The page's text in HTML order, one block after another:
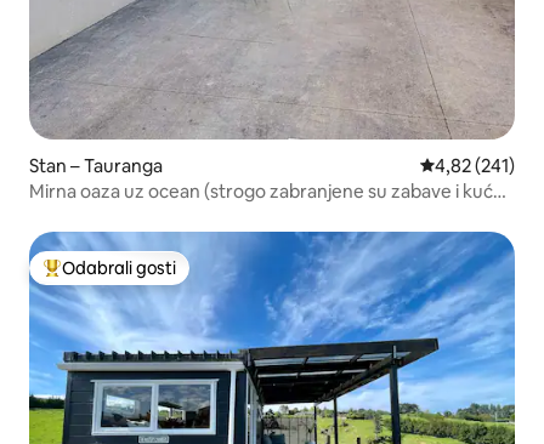
Stan – Tauranga Prosječna
4,82 (241)
Mirna oaza uz ocean (strogo zabranjene su zabave i kućni
Među najviše rangiranima s oznakom „Odabrali gosti”
Odabrali gosti